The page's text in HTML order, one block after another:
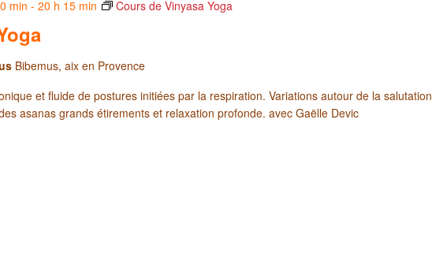
min -20 h 15 min Cours de Vinyasa Yoga
Bibemus, aix en Provence
et fluide de postures initiées par la respiration. Variations autour de la salutation
asanas grands étirements et relaxation profonde. avec Gaëlle Devic